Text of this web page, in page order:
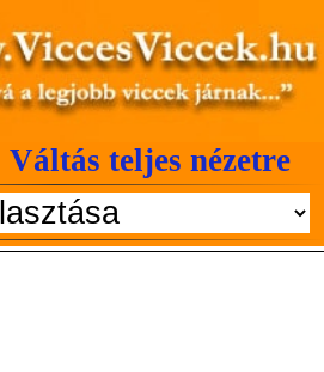
Váltás teljes nézetre